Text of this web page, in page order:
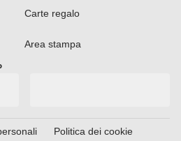
Carte regalo
Area stampa
Politica dei cookie